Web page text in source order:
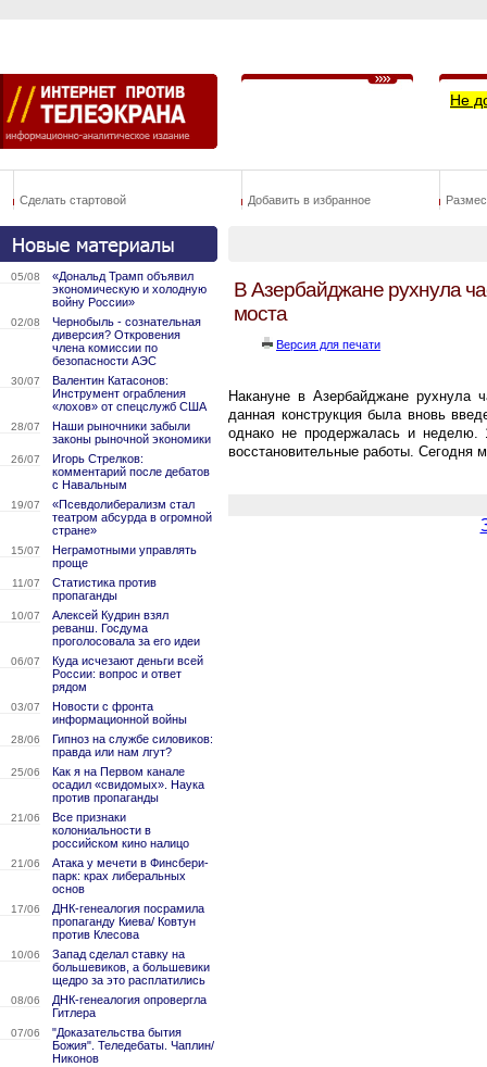
Не
Сделать стартовой Добавить в избранное
05/08
«Дональд Трамп объявил
экономическую и холодную
войну России»
02/08
Чернобыль - сознательная
диверсия? Откровения
члена комиссии по
безопасности АЭС
30/07
Валентин Катасонов:
Инструмент ограбления
«лохов» от спецслужб США
28/07
Наши рыночники забыли
законы рыночной экономики
26/07
Игорь Стрелков:
комментарий после дебатов
с Навальным
19/07
«Псевдолиберализм стал
театром абсурда в огромной
стране»
15/07
Неграмотными управлять
проще
11/07
Статистика против
пропаганды
10/07
Алексей Кудрин взял
реванш. Госдума
проголосовала за его идеи
06/07
Куда исчезают деньги всей
России: вопрос и ответ
рядом
03/07
Новости с фронта
информационной войны
28/06
Гипноз на службе силовиков:
правда или нам лгут?
25/06
Как я на Первом канале
осадил «свидомых». Наука
против пропаганды
21/06
Все признаки
колониальности в
российском кино налицо
21/06
Атака у мечети в Финсбери-
парк: крах либеральных
основ
17/06
ДНК-генеалогия посрамила
пропаганду Киева/ Ковтун
против Клесова
10/06
Запад сделал ставку на
большевиков, а большевики
щедро за это расплатились
08/06
ДНК-генеалогия опровергла
Гитлера
07/06
"Доказательства бытия
Божия". Теледебаты. Чаплин/
Никонов
В Азербайджане рухнула
моста
Версия для печати
Накануне в Азербайджане рухнула
данная конструкция была вновь
однако не продержалась и неделю.
восстановительные работы.